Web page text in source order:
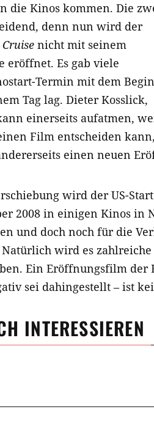
die Kinos kommen. Die
denn nun wird der
nicht mit seinem
eröffnet. Es gab viele
Termin mit dem
Tag lag. Dieter Kosslick,
einerseits aufatmen,
Film entscheiden kann,
einen neuen
wird der US-
2008 in einigen Kinos in
und doch noch für die
Natürlich wird es
Ein Eröffnungsfilm
sei dahingestellt – ist
INTERESSIEREN